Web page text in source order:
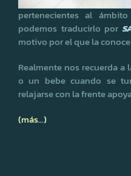
pertenecientes al
podemos traducirlo por
motivo por el que la
Realmente nos recuerda
o un bebe cuando se
relajarse con la frente
(más…)